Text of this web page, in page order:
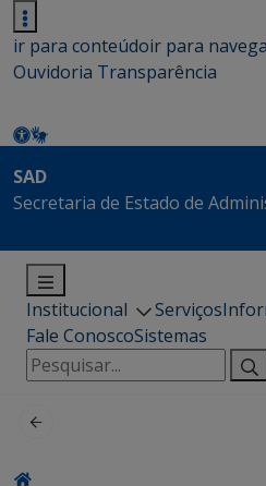
ir para conteúdoir para
Ouvidoria Transparência
SAD
Secretaria de Estado de
Institucional Serviços
Fale ConoscoSistemas
Pesquisar
por: